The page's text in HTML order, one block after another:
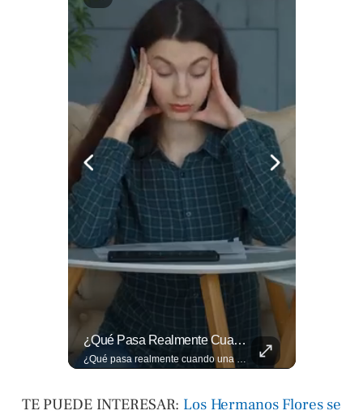
¿Qué Pasa Realmente Cuando Una Persona Tiene Deudas?
TE PUEDE INTERESAR: Los Hermanos Flores se